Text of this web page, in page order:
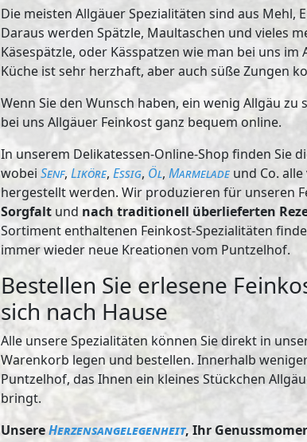
Die meisten Allgäuer Spezialitäten sind aus Mehl,
Daraus werden Spätzle, Maultaschen und vieles
Käsespätzle, oder Kässpatzen wie man bei uns
Küche ist sehr herzhaft, aber auch süße Zungen
Wenn Sie den Wunsch haben, ein wenig Allgäu
bei uns Allgäuer Feinkost ganz bequem online.
In unserem Delikatessen-Online-Shop finden Sie
wobei Senf, Liköre, Essig, Öl, Marmelade und Co.
hergestellt werden. Wir produzieren für unseren
Sorgfalt und nach traditionell überlieferten
Sortiment enthaltenen Feinkost-Spezialitäten
immer wieder neue Kreationen vom Puntzelhof.
Bestellen Sie erlesene
sich nach Hause
Alle unsere Spezialitäten können Sie direkt in
Warenkorb legen und bestellen. Innerhalb
Puntzelhof, das Ihnen ein kleines Stückchen
bringt.
UnsereHerzensangelegenheit, Ihr